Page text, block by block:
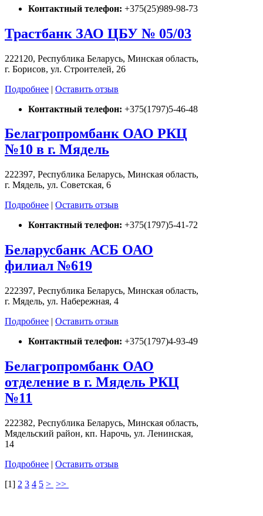
Контактный телефон: +375(25)989-98-73
Трастбанк ЗАО ЦБУ № 05/03
222120, Республика Беларусь, Минская область,
г. Борисов, ул. Строителей, 26
Подробнее | Оставить отзыв
Контактный телефон: +375(1797)5-46-48
Белагропромбанк ОАО РКЦ
№10 в г. Мядель
222397, Республика Беларусь, Минская область,
г. Мядель, ул. Советская, 6
Подробнее | Оставить отзыв
Контактный телефон: +375(1797)5-41-72
Беларусбанк АСБ ОАО
филиал №619
222397, Республика Беларусь, Минская область,
г. Мядель, ул. Набережная, 4
Подробнее | Оставить отзыв
Контактный телефон: +375(1797)4-93-49
Белагропромбанк ОАО
отделение в г. Мядель РКЦ
№11
222382, Республика Беларусь, Минская область,
Мядельский район, кп. Нарочь, ул. Ленинская,
14
Подробнее | Оставить отзыв
[1] 2 3 4 5 > >>